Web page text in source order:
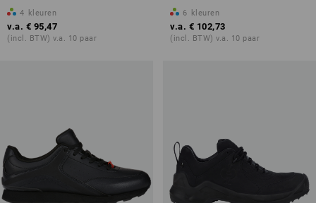
4 kleuren
v.a. € 95,47
(incl. BTW) v.a. 10 paar
6 kleuren
v.a. € 102,73
(incl. BTW) v.a. 10 paar